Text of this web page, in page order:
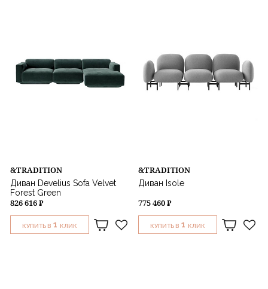
&TRADITION
Диван Develius Sofa Velvet
Forest Green
826 616 ₽
КУПИТЬ В 1 КЛИК
&TRADITION
Диван Isole
775 460 ₽
КУПИТЬ В 1 КЛИК